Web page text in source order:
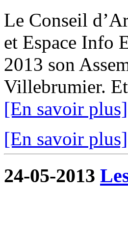
Le Conseil
et Espace Info
2013 son
Villebrumier.
[En savoir plus]
[En savoir plus]
24-05-2013